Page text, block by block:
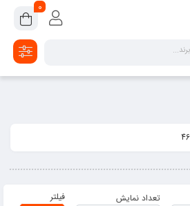
google-site-
تعداد نمایش فیلتر
0